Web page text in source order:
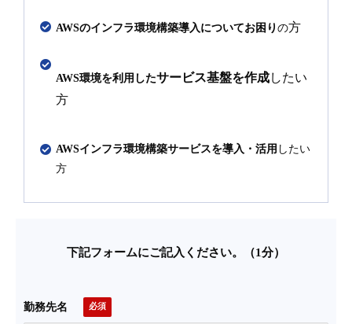
AWSのインフラ環境構築導入についてお困りの方
AWS環境を利用したサービス基盤を作成したい
方
AWSインフラ環境構築サービスを導入・活用 したい
方
下記フォームにご記入ください。（1分）
勤務先名